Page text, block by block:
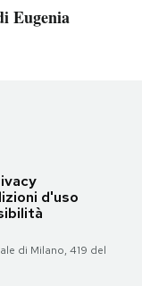
Eugenia
d'uso
di Milano, 419 del